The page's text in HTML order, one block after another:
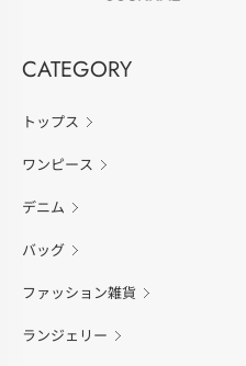
CATEGORY
トップス
ワンピース
デニム
バッグ
ファッション雑貨
ランジェリー